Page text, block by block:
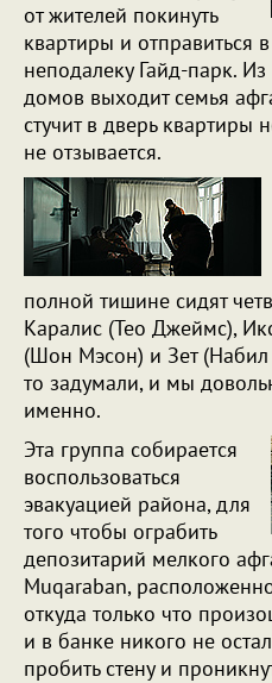
от жителей покинуть
квартиры и отправиться
неподалеку Гайд-парк.
домов выходит семья
стучит в дверь квартиры
не отзывается.
полной тишине сидят
Каралис (Тео Джеймс),
(Шон Мэсон) и Зет
то задумали, и мы
именно.
Эта группа собирается
воспользоваться
эвакуацией района, для
того чтобы ограбить
депозитарий мелкого
Muqaraban,
откуда только что
и в банке никого не
пробить стену и